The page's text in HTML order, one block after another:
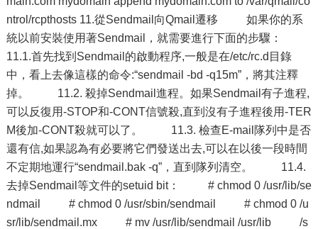
ntrol/rcpthosts 11.從Sendmail向Qmail遷移 如果你的系
統以前安裝使用著Sendmail，就需要進行下面的步驟：
11.1.首先找到Sendmail的啟動程序,一般是在/etc/rc.d目錄
中，看上去像這樣的命令:“sendmail -bd -q15m”，將其注釋
掉。 11.2. 殺掉Sendmail進程。如果Sendmail有子進程,
可以反復用-STOP和-CONT信號殺,直到沒有子進程後用-TER
M後加-CONT殺就可以了。 11.3. 檢查E-mail隊列中是否
還有信,如果認為有必要將它們發送出去,可以在以後一段時間
不定期地運行“sendmail.bak -q”，直到隊列清空。 11.4.
去掉Sendmail等文件的setuid bit： # chmod 0 /usr/lib/se
ndmail # chmod 0 /usr/sbin/sendmail # chmod 0 /u
sr/lib/sendmail.mx # mv /usr/lib/sendmail /usr/lib /s